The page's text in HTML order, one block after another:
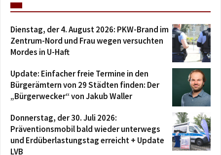
Dienstag, der 4. August 2026: PKW-Brand im
Zentrum-Nord und Frau wegen versuchten
Mordes in U-Haft
Update: Einfacher freie Termine in den
Bürgerämtern von 29 Städten finden: Der
„Bürgerwecker“ von Jakub Waller
Donnerstag, der 30. Juli 2026:
Präventionsmobil bald wieder unterwegs
und Erdüberlastungstag erreicht + Update
LVB